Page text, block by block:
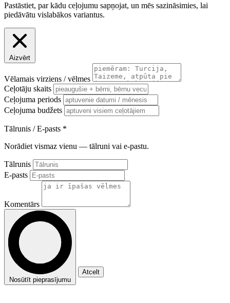
Pastāstiet, par kādu ceļojumu sapņojat, un mēs sazināsimies, lai
piedāvātu vislabākos variantus.
Aizvērt
Vēlamais virziens / vēlmes
Ceļotāju skaits
Ceļojuma periods
Ceļojuma budžets
Tālrunis / E-pasts *
Norādiet vismaz vienu — tālruni vai e-pastu.
Tālrunis
E-pasts
Komentārs
Nosūtīt pieprasījumu
Atcelt